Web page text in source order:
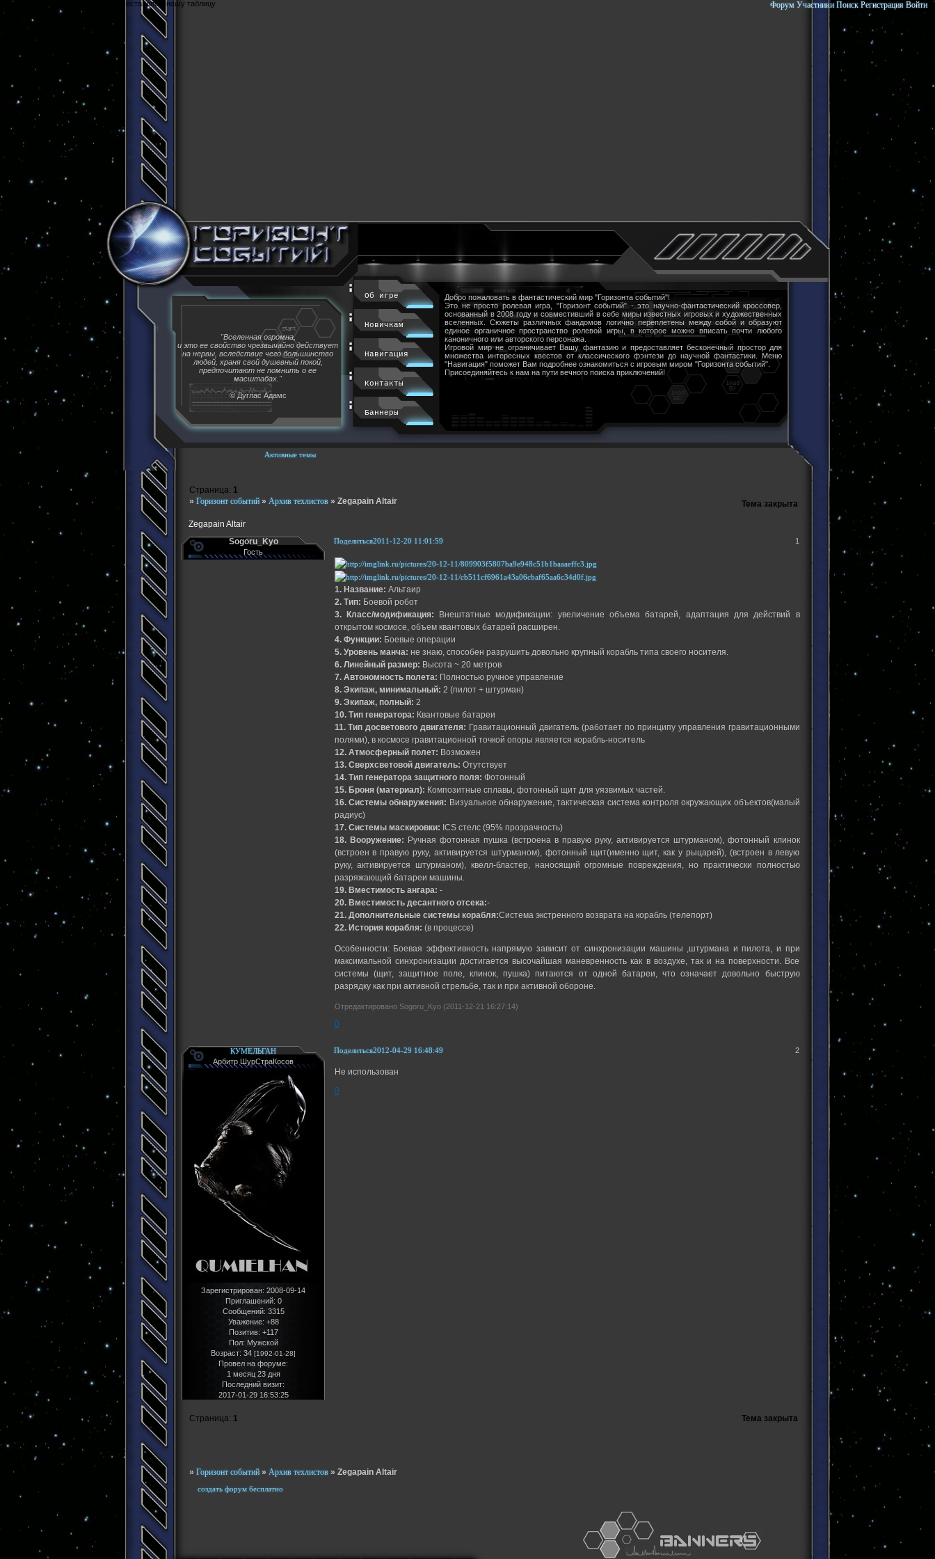
Cюда вставляем нашу таблицу Форум Участники Поиск Регистрация Войти
Активные темы
"Вселенная огромна,
и это ее свойство чрезвычайно действует
на нервы, вследствие чего большинство
людей, храня свой душевный покой,
предпочитают не помнить о ее
масштабах."
© Дуглас Адамс
Об игре
Новичкам
Навигация
Контакты
Баннеры
Добро пожаловать в фантастический мир "Горизонта событий"!
Это не просто ролевая игра, "Горизонт событий" - это научно-фантастический кроссовер,
основанный в 2008 году и совместивший в себе миры известных игровых и художественных
вселенных. Сюжеты различных фандомов логично переплетены между собой и образуют
единое органичное пространство ролевой игры, в которое можно вписать почти любого
каноничного или авторского персонажа.
Игровой мир не ограничивает Вашу фантазию и предоставляет бесконечный простор для
множества интересных квестов от классического фэнтези до научной фантастики. Меню
"Навигация" поможет Вам подробнее ознакомиться с игровым миром "Горизонта событий".
Присоединяйтесь к нам на пути вечного поиска приключений!
» Горизонт событий » Архив техлистов » Zegapain Altair
Zegapain Altair
Страница: 1
Тема закрыта
Поделиться 1
2011-12-20 11:01:59
Sogoru_Kyo
Гость
1. Название: Альтаир
2. Тип: Боевой робот
3. Класс/модификация: Внештатные модификации: увеличение объема батарей, адаптация для действий в
открытом космосе, объем квантовых батарей расширен.
4. Функции: Боевые операции
5. Уровень манча: не знаю, способен разрушить довольно крупный корабль типа своего носителя.
6. Линейный размер: Высота ~ 20 метров
7. Автономность полета: Полностью ручное управление
8. Экипаж, минимальный: 2 (пилот + штурман)
9. Экипаж, полный: 2
10. Тип генератора: Квантовые батареи
11. Тип досветового двигателя: Гравитационный двигатель (работает по принципу управления гравитационными
полями), в космосе гравитационной точкой опоры является корабль-носитель
12. Атмосферный полет: Возможен
13. Сверхсветовой двигатель: Отутствует
14. Тип генератора защитного поля: Фотонный
15. Броня (материал): Композитные сплавы, фотонный щит для уязвимых частей.
16. Системы обнаружения: Визуальное обнаружение, тактическая система контроля окружающих объектов(малый
радиус)
17. Системы маскировки: ICS стелс (95% прозрачность)
18. Вооружение: Ручная фотонная пушка (встроена в правую руку, активируется штурманом), фотонный клинок
(встроен в правую руку, активируется штурманом), фотонный щит(именно щит, как у рыцарей), (встроен в левую
руку, активируется штурманом), квелл-бластер, наносящий огромные повреждения, но практически полностью
разряжающий батареи машины.
19. Вместимость ангара: -
20. Вместимость десантного отсека:-
21. Дополнительные системы корабля:Система экстренного возврата на корабль (телепорт)
22. История корабля: (в процессе)
Особенности: Боевая эффективность напрямую зависит от синхронизации машины ,штурмана и пилота, и при
максимальной синхронизации достигается высочайшая маневренность как в воздухе, так и на поверхности. Все
системы (щит, защитное поле, клинок, пушка) питаются от одной батареи, что означает довольно быструю
разрядку как при активной стрельбе, так и при активной обороне.
Отредактировано Sogoru_Kyo (2011-12-21 16:27:14)
0
Поделиться 2
2012-04-29 16:48:49
КУМЕЛЬГАН
Арбитр ШурСтраКосов
Зарегистрирован: 2008-09-14
Приглашений: 0
Сообщений: 3315
Уважение: +88
Позитив: +117
Пол: Мужской
Возраст: 34 [1992-01-28]
Провел на форуме:
1 месяц 23 дня
Последний визит:
2017-01-29 16:53:25
Не использован
0
Тема закрыта
Страница: 1
» Горизонт событий » Архив техлистов » Zegapain Altair
создать форум бесплатно